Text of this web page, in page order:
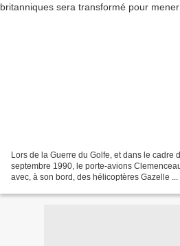
Lors de la Guerre du Golfe, et dans le cadre
septembre 1990, le porte-avions
avec, à son bord, des hélicoptères Gazelle ...